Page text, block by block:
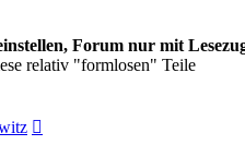
Forum nur mit
relativ "formlosen" Teile